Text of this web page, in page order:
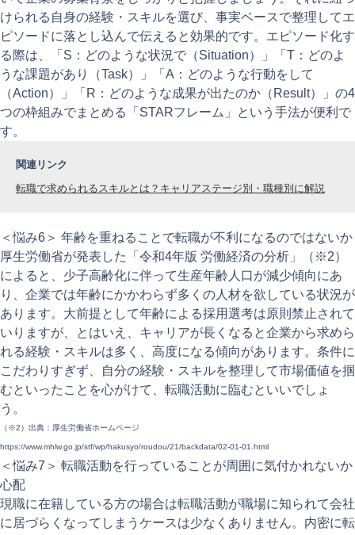
けられる自身の経験・スキルを選び、事実ベースで整理してエ
ピソードに落とし込んで伝えると効果的です。エピソード化す
る際は、「S：どのような状況で（Situation）」「T：どのよ
うな課題があり（Task）」「A：どのような行動をして
（Action）」「R：どのような成果が出たのか（Result）」の4
つの枠組みでまとめる「STARフレーム」という手法が便利で
す。
関連リンク
転職で求められるスキルとは？キャリアステージ別・職種別に解説
＜悩み6＞ 年齢を重ねることで転職が不利になるのではないか
厚生労働省が発表した「令和4年版 労働経済の分析」（※2）
によると、少子高齢化に伴って生産年齢人口が減少傾向にあ
り、企業では年齢にかかわらず多くの人材を欲している状況が
あります。大前提として年齢による採用選考は原則禁止されて
いりますが、とはいえ、キャリアが長くなると企業から求めら
れる経験・スキルは多く、高度になる傾向があります。条件に
こだわりすぎず、自分の経験・スキルを整理して市場価値を掴
むといったことを心がけて、転職活動に臨むといいでしょ
う。
（※2）出典：厚生労働省ホームページ
https://www.mhlw.go.jp/stf/wp/hakusyo/roudou/21/backdata/02-01-01.html
＜悩み7＞ 転職活動を行っていることが周囲に気付かれないか
心配
現職に在籍している方の場合は転職活動が職場に知られて会社
に居づらくなってしまうケースは少なくありません。内密に転